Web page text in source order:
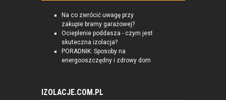
Na co zwrócić uwagę przy
zakupie bramy garażowej?
Ocieplenie poddasza - czym jest
skuteczna izolacja?
PORADNIK: Sposoby na
energooszczędny i zdrowy dom
IZOLACJE.COM.PL